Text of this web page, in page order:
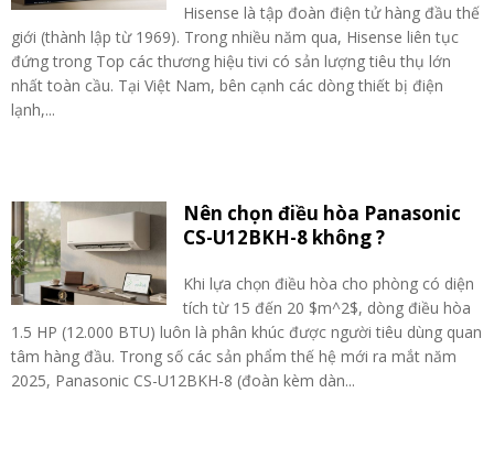
Hisense là tập đoàn điện tử hàng đầu thế
giới (thành lập từ 1969). Trong nhiều năm qua, Hisense liên tục
đứng trong Top các thương hiệu tivi có sản lượng tiêu thụ lớn
nhất toàn cầu. Tại Việt Nam, bên cạnh các dòng thiết bị điện
lạnh,...
Nên chọn điều hòa Panasonic
CS-U12BKH-8 không ?
Khi lựa chọn điều hòa cho phòng có diện
tích từ 15 đến 20 $m^2$, dòng điều hòa
1.5 HP (12.000 BTU) luôn là phân khúc được người tiêu dùng quan
tâm hàng đầu. Trong số các sản phẩm thế hệ mới ra mắt năm
2025, Panasonic CS-U12BKH-8 (đoàn kèm dàn...